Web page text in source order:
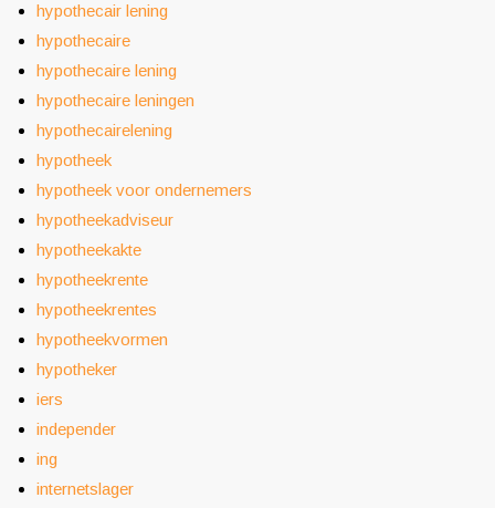
hypothecair lening
hypothecaire
hypothecaire lening
hypothecaire leningen
hypothecairelening
hypotheek
hypotheek voor ondernemers
hypotheekadviseur
hypotheekakte
hypotheekrente
hypotheekrentes
hypotheekvormen
hypotheker
iers
independer
ing
internetslager